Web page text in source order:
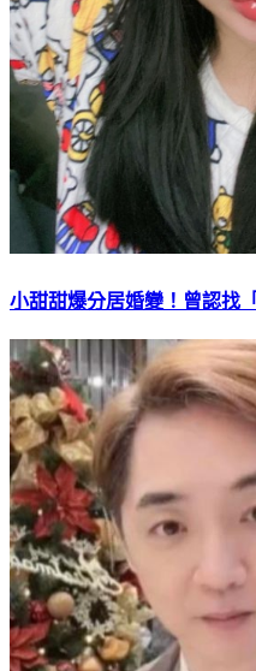
小甜甜爆分居婚變！曾認找